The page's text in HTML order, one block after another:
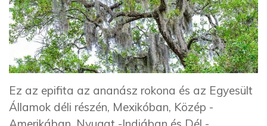
Ez az epifita az ananász rokona és az Egyesült
Államok déli részén, Mexikóban, Közép -